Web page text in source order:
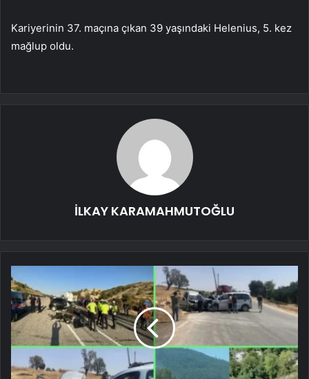
Kariyerinin 37. maçına çıkan 39 yaşındaki Helenius, 5. kez
mağlup oldu.
İLKAY KARAMAHMUTOĞLU